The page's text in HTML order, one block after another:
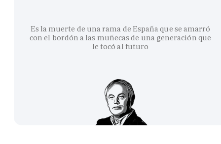
Es la muerte de una rama de España que se amarró
con el bordón a las muñecas de una generación que
le tocó al futuro